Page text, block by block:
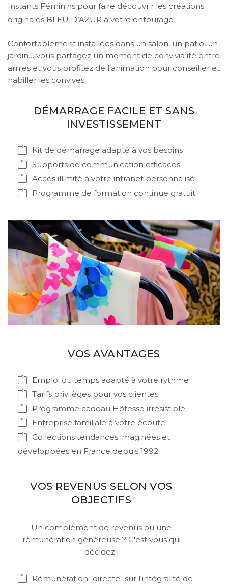
Instants Féminins pour faire découvrir les créations
originales BLEU D’AZUR à votre entourage.
Confortablement installées dans un salon, un patio, un
jardin… vous partagez un moment de convivialité entre
amies et vous profitez de l’animation pour conseiller et
habiller les convives.
DÉMARRAGE FACILE ET SANS
INVESTISSEMENT
Kit de démarrage adapté à vos besoins
Supports de communication efficaces
Accès illimité à votre intranet personnalisé
Programme de formation continue gratuit.
VOS AVANTAGES
Emploi du temps adapté à votre rythme
Tarifs privilèges pour vos clientes
Programme cadeau Hôtesse irrésistible
Entreprise familiale à votre écoute
Collections tendances imaginées et
développées en France depuis 1992
VOS REVENUS SELON VOS
OBJECTIFS
Un complément de revenus ou une
rémunération généreuse ? C'est vous qui
décidez !
Rémunération "directe" sur l'intégralité de